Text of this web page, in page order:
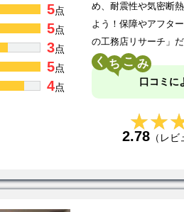
5点
5点
3点
5点
4点
め、耐震性や気密断
よう！保障やアフタ
の工務店リサーチ」
く こ
口コミに
2.78 （レ